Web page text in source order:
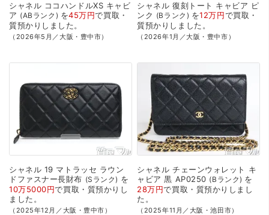
シャネル ココハンドルXS キャビ
ア
ABランク を45万円で買取・
質預かり しました。
（2026年5月／大阪・豊中市）
シャネル 復刻トート キャビア ピ
ンク
Bランク を12万円で買取・
質預かり しました。
（2026年1月／大阪・豊中市）
シャネル 19 マトラッセ ラウン
ドファスナー長財布
Sランク
を
10万5000円で買取・質預かり し
ました。
（2025年12月／大阪・豊中市）
シャネル チェーンウォレット
キ
ャビア 黒 AP0250 Bランク を
28万円で買取・質預かり しまし
た。
（2025年11月／大阪・池田市）